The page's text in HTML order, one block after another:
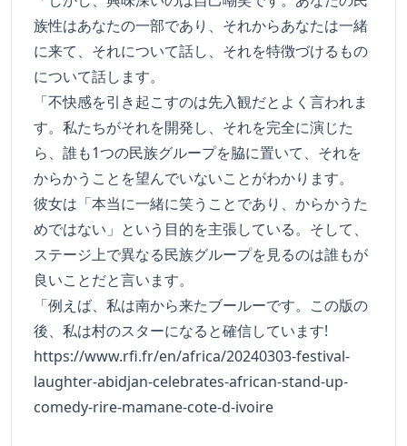
族性はあなたの一部であり、それからあなたは一緒
に来て、それについて話し、それを特徴づけるもの
について話します。
「不快感を引き起こすのは先入観だとよく言われま
す。私たちがそれを開発し、それを完全に演じた
ら、誰も1つの民族グループを脇に置いて、それを
からかうことを望んでいないことがわかります。
彼女は「本当に一緒に笑うことであり、からかうた
めではない」という目的を主張している。そして、
ステージ上で異なる民族グループを見るのは誰もが
良いことだと言います。
「例えば、私は南から来たブールーです。この版の
後、私は村のスターになると確信しています!
https://www.rfi.fr/en/africa/20240303-festival-
laughter-abidjan-celebrates-african-stand-up-
comedy-rire-mamane-cote-d-ivoire